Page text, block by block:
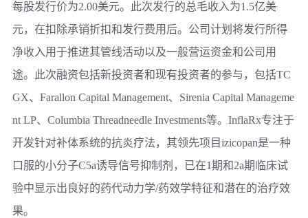
每股发行价为2.00美元。此次发行的总毛收入为1.5亿美
元，在扣除承销折扣和发行费用后。公司计划将发行所得
净收入用于推进其管线活动以及一般营运资金和公司用
途。此次融资包括新投资者和现有投资者的参与，包括TC
GX、Farallon Capital Management、Sirenia Capital Manageme
nt LP、Columbia Threadneedle Investments等。InflaRx专注于
开发针对补体系统的抗炎疗法，其领先项目izicopan是一种
口服的小分子C5a诱导信号抑制剂，已在1期和2a期临床试
验中显示出良好的药代动力学/药效学特征和潜在的治疗效
果。